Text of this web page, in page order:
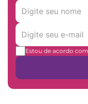
Estou de acordo